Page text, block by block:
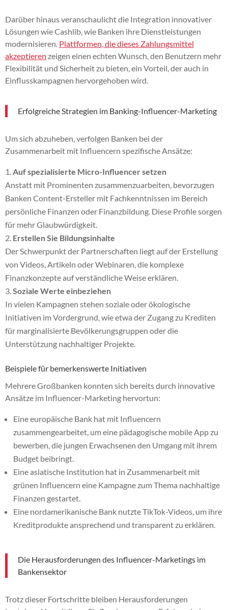
Darüber hinaus veranschaulicht die Integration innovativer
Lösungen wie Cashlib, wie Banken ihre Dienstleistungen
modernisieren. Plattformen, die dieses Zahlungsmittel
akzeptieren zeigen einen echten Wunsch, den Benutzern mehr
Flexibilität und Sicherheit zu bieten, ein Vorteil, der auch in
Einflusskampagnen hervorgehoben wird.
Erfolgreiche Strategien im Banking-Influencer-Marketing
Um sich abzuheben, verfolgen Banken bei der
Zusammenarbeit mit Influencern spezifische Ansätze:
Auf spezialisierte Micro-Influencer setzen
Anstatt mit Prominenten zusammenzuarbeiten, bevorzugen
Banken Content-Ersteller mit Fachkenntnissen im Bereich
persönliche Finanzen oder Finanzbildung. Diese Profile sorgen
für mehr Glaubwürdigkeit.
Erstellen Sie Bildungsinhalte
Der Schwerpunkt der Partnerschaften liegt auf der Erstellung
von Videos, Artikeln oder Webinaren, die komplexe
Finanzkonzepte auf verständliche Weise erklären.
Soziale Werte einbeziehen
In vielen Kampagnen stehen soziale oder ökologische
Initiativen im Vordergrund, wie etwa der Zugang zu Krediten
für marginalisierte Bevölkerungsgruppen oder die
Unterstützung nachhaltiger Projekte.
Beispiele für bemerkenswerte Initiativen
Mehrere Großbanken konnten sich bereits durch innovative
Ansätze im Influencer-Marketing hervortun:
Eine europäische Bank hat mit Influencern
zusammengearbeitet, um eine pädagogische mobile App zu
bewerben, die jungen Erwachsenen den Umgang mit ihrem
Budget beibringt.
Eine asiatische Institution hat in Zusammenarbeit mit
grünen Influencern eine Kampagne zum Thema nachhaltige
Finanzen gestartet.
Eine nordamerikanische Bank nutzte TikTok-Videos, um ihre
Kreditprodukte ansprechend und transparent zu erklären.
Die Herausforderungen des Influencer-Marketings im
Bankensektor
Trotz dieser Fortschritte bleiben Herausforderungen